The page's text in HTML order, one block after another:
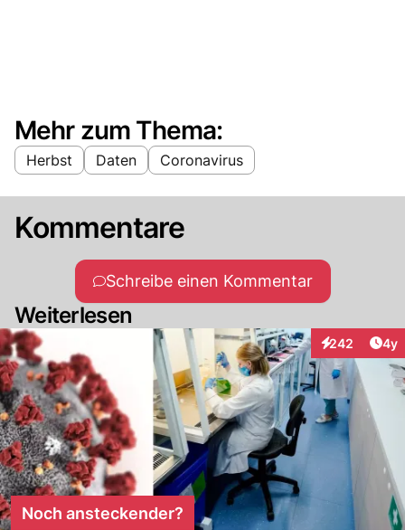
Mehr zum Thema:
Herbst Daten Coronavirus
Kommentare
Schreibe einen Kommentar
Weiterlesen
242
Interaktionen
4y
Noch ansteckender?